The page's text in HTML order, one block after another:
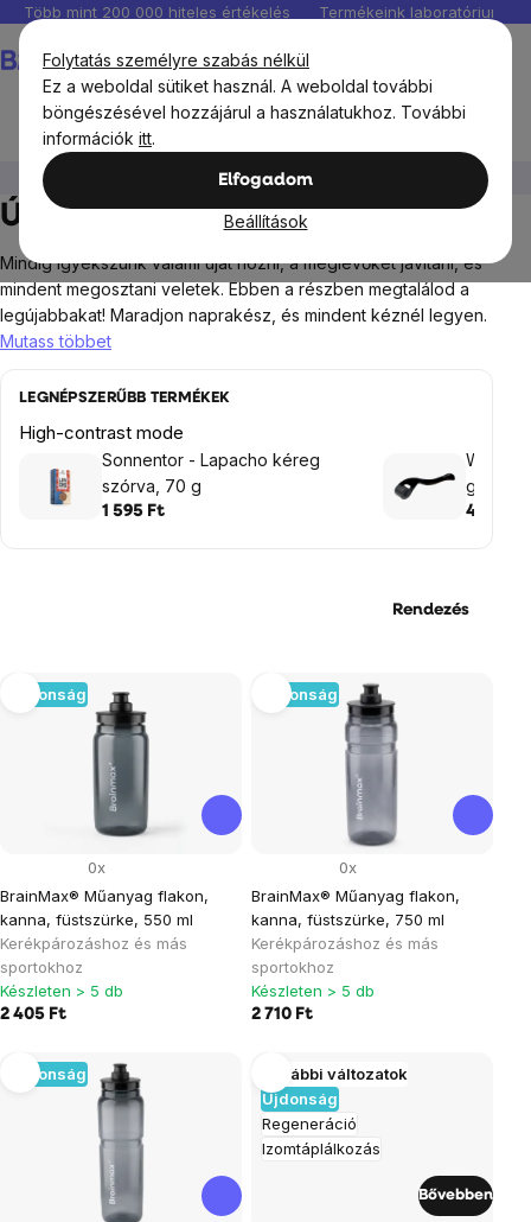
Folytatás személyre szabás nélkül
Ez a weboldal sütiket használ. A weboldal további
böngészésével hozzájárul a használatukhoz. További
információk itt.
Elfogadom
Beállítások
Ugrás
fő
tartalomhoz
Több mint 200 000 hiteles értékelés Termékeink
Kozmetikumok és drogéria Újdonságok
Újdonságok
Mindig igyekszünk valami újat hozni, a meglévőket javítani, és
mindent megosztani veletek. Ebben a részben megtalálod a
legújabbakat! Maradjon naprakész, és mindent kéznél legyen.
Mutass többet
LEGNÉPSZERŰBB TERMÉKEK
High-contrast mode
Sonnentor - Lapacho kéreg
szórva, 70 g
1 595 Ft
görgő
4 015 Ft
Rendezés
Termékek
Újdonság
BrainMax® Műanyag flakon,
kanna, füstszürke, 550 ml
Kerékpározáshoz és más
sportokhoz
0x
Készleten > 5 db
2 405 Ft
Újdonság
BrainMax® Műanyag flakon,
kanna, füstszürke, 750 ml
Kerékpározáshoz és más
sportokhoz
0x
Készleten > 5 db
2 710 Ft
Újdonság
Újdonság
Regeneráció
Izomtáplálkozás
További változatok
Bővebben